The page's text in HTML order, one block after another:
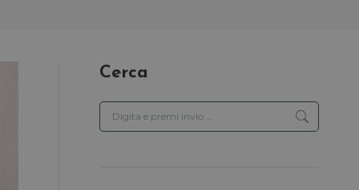
Cerca
Cerca: